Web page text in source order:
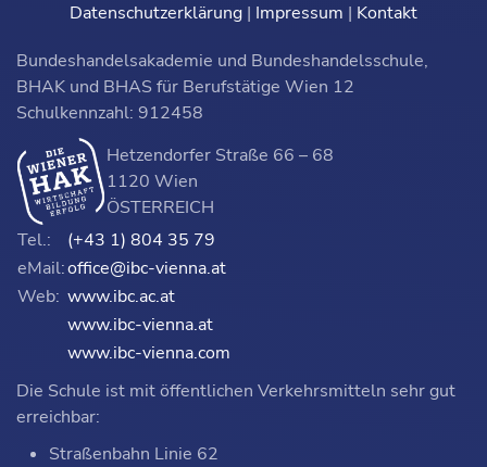
Datenschutzerklärung | Impressum | Kontakt
Bundeshandelsakademie und Bundeshandelsschule,
BHAK und BHAS für Berufstätige Wien 12
Schulkennzahl: 912458
Hetzendorfer Straße 66 – 68
1120 Wien
ÖSTERREICH
Tel.:
(+43 1) 804 35 79
eMail:office@ibc-vienna.at
Web: www.ibc.ac.at
www.ibc-vienna.at
www.ibc-vienna.com
Die Schule ist mit öffentlichen Verkehrsmitteln sehr gut
erreichbar:
Straßenbahn Linie 62